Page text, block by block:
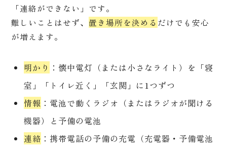
「連絡ができない」です。
難しいことはせず、 置き場所を決める だけでも安心
が増えます。
明かり ：懐中電灯（または小さなライト）を「寝
室」「トイレ近く」「玄関」に1つずつ
情報 ：電池で動くラジオ（またはラジオが聞ける
機器）と予備の電池
連絡 ：携帯電話の予備の充電（充電器・予備電池